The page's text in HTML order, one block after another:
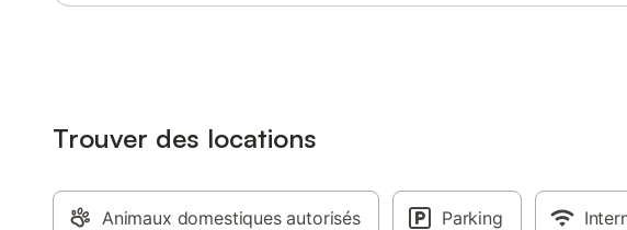
Trouver des locations
Animaux domestiques autorisés Parking